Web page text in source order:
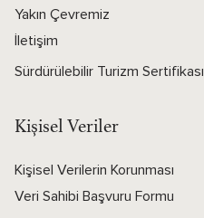
Yakın Çevremiz
İletişim
Sürdürülebilir Turizm Sertifikası
Kişisel Veriler
Kişisel Verilerin Korunması
Veri Sahibi Başvuru Formu